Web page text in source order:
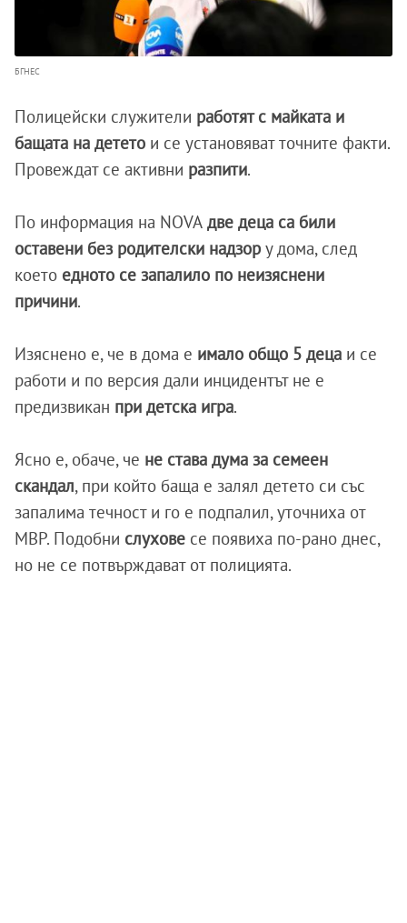
БГНЕС
Полицейски служители работят с майката и
бащата на детето и се установяват точните факти.
Провеждат се активни разпити.
По информация на NOVA две деца са били
оставени без родителски надзор у дома, след
което едното се запалило по неизяснени
причини.
Изяснено е, че в дома е имало общо 5 деца и се
работи и по версия дали инцидентът не е
предизвикан при детска игра.
Ясно е, обаче, че не става дума за семеен
скандал, при който баща е залял детето си със
запалима течност и го е подпалил, уточниха от
МВР. Подобни слухове се появиха по-рано днес,
но не се потвърждават от полицията.